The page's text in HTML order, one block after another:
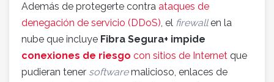
Además de protegerte contra ataques de
denegación de servicio (DDoS), el firewallen la
nube que incluye Fibra Segura+ impide
conexiones de riesgo con sitios de Internet que
pudieran tener softwaremalicioso, enlaces de